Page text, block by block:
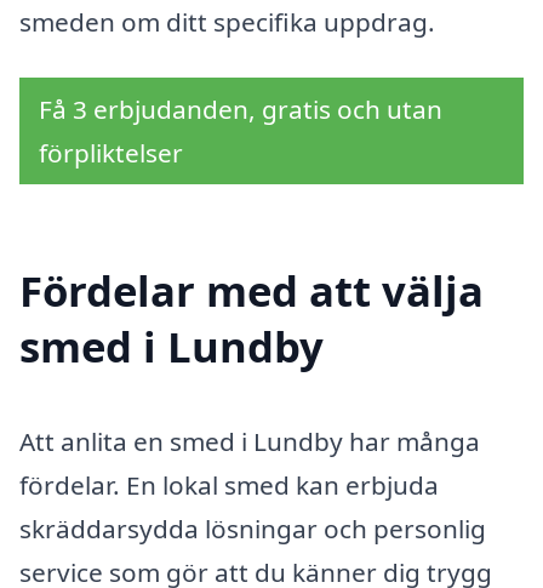
smeden om ditt specifika uppdrag.
Få 3 erbjudanden, gratis och utan
förpliktelser
Fördelar med att välja
smed i Lundby
Att anlita en smed i Lundby har många
fördelar. En lokal smed kan erbjuda
skräddarsydda lösningar och personlig
service som gör att du känner dig trygg